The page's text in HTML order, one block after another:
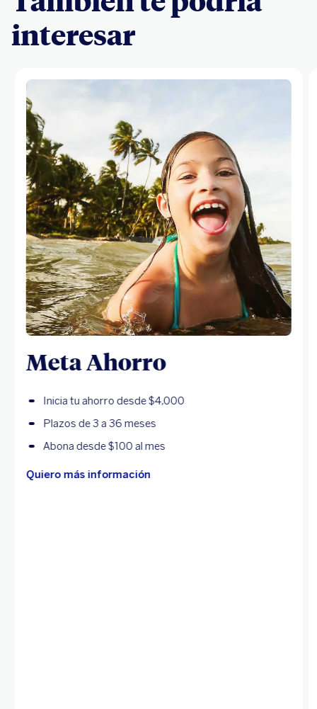
interesar
Meta Ahorro
Inicia tu ahorro desde $4,000
Plazos de 3 a 36 meses
Abona desde $100 al mes
Quiero más información